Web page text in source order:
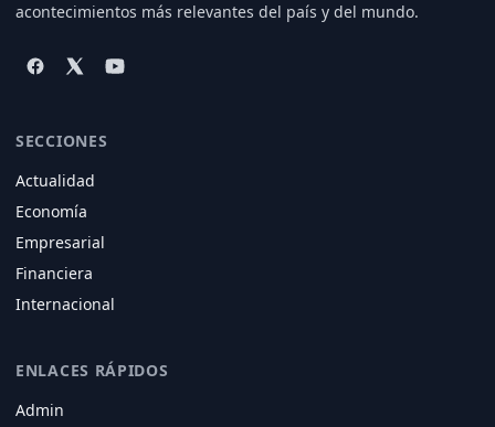
acontecimientos más relevantes del país y del mundo.
SECCIONES
Actualidad
Economía
Empresarial
Financiera
Internacional
ENLACES RÁPIDOS
Admin